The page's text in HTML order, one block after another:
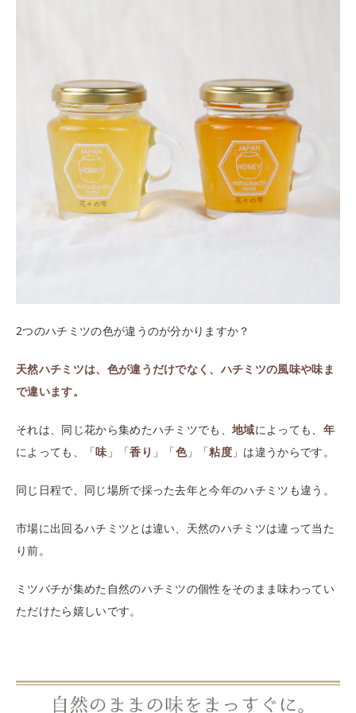
2つのハチミツの色が違うのが分かりますか？
天然ハチミツは、色が違うだけでなく、ハチミツの風味や味ま
で違います。
それは、同じ花から集めたハチミツでも、地域によっても、 年
によっても、「味」「香り 」「色」「粘度 」は違うからです。
同じ日程で、同じ場所で採った去年と今年のハチミツも違う。
市場に出回るハチミツとは違い、天然のハチミツは違って当た
り前。
ミツバチが集めた自然のハチミツの個性をそのまま味わってい
ただけたら嬉しいです。